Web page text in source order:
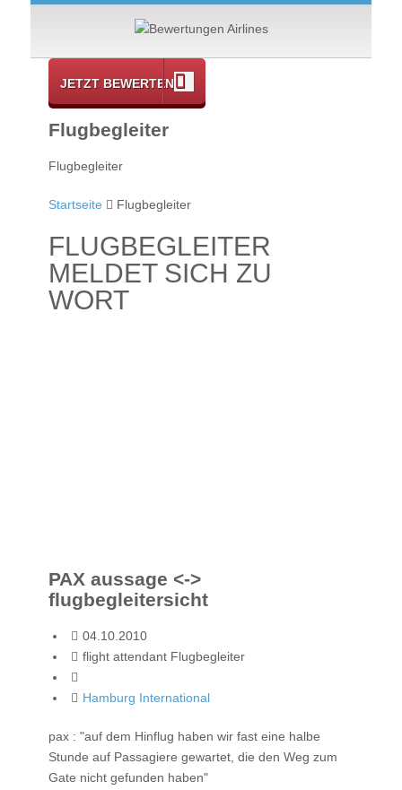
JETZT BEWERTEN
Flugbegleiter
Flugbegleiter
Startseite Flugbegleiter
FLUGBEGLEITER
MELDET SICH ZU
WORT
PAX aussage <->
flugbegleitersicht
04.10.2010
flight attendant Flugbegleiter
Hamburg International
pax : "auf dem Hinflug haben wir fast eine halbe
Stunde auf Passagiere gewartet, die den Weg zum
Gate nicht gefunden haben"